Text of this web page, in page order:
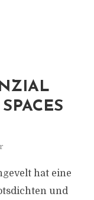
hat eine
und